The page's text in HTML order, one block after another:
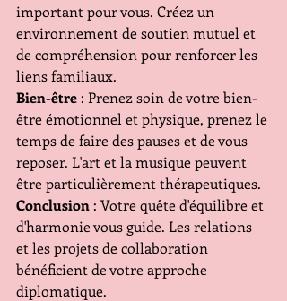
important pour vous. Créez un
environnement de soutien mutuel et
de compréhension pour renforcer les
liens familiaux.
Bien-être : Prenez soin de votre bien-
être émotionnel et physique, prenez le
temps de faire des pauses et de vous
reposer. L'art et la musique peuvent
être particulièrement thérapeutiques.
Conclusion : Votre quête d'équilibre et
d'harmonie vous guide. Les relations
et les projets de collaboration
bénéficient de votre approche
diplomatique.